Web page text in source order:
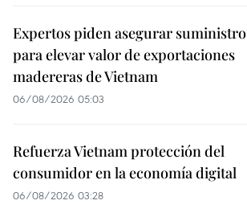
Expertos piden asegurar suministro
para elevar valor de exportaciones
madereras de Vietnam
06/08/2026 05:03
Refuerza Vietnam protección del
consumidor en la economía digital
06/08/2026 03:28